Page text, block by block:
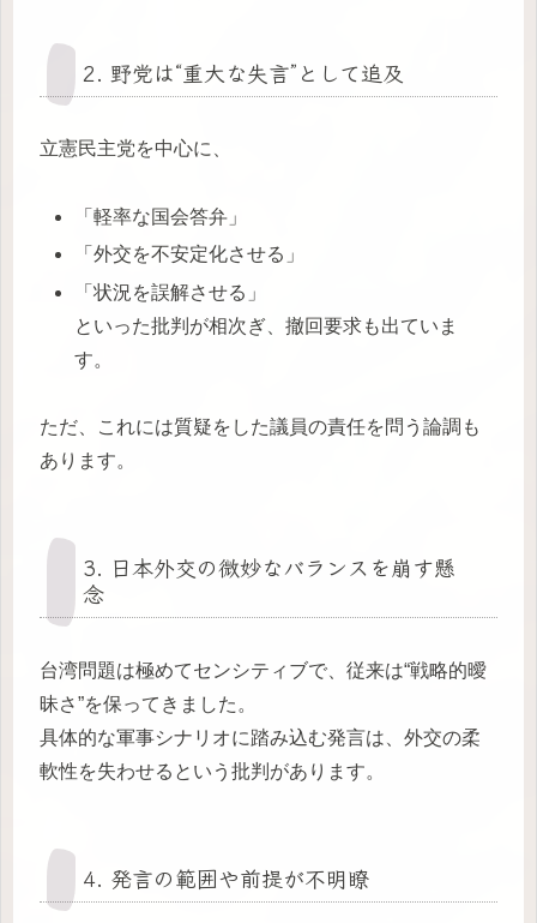
2. 野党は“重大な失言”として追及
立憲民主党を中心に、
「軽率な国会答弁」
「外交を不安定化させる」
「状況を誤解させる」
といった批判が相次ぎ、撤回要求も出ていま
す。
ただ、これには質疑をした議員の責任を問う論調も
あります。
3. 日本外交の微妙なバランスを崩す懸
念
台湾問題は極めてセンシティブで、従来は“戦略的曖
昧さ”を保ってきました。
具体的な軍事シナリオに踏み込む発言は、外交の柔
軟性を失わせるという批判があります。
4. 発言の範囲や前提が不明瞭